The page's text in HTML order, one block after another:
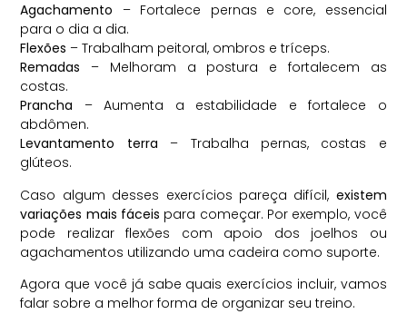
Agachamento – Fortalece pernas e core, essencial
para o dia a dia.
Flexões – Trabalham peitoral, ombros e tríceps.
Remadas – Melhoram a postura e fortalecem as
costas.
Prancha – Aumenta a estabilidade e fortalece o
abdômen.
Levantamento terra – Trabalha pernas, costas e
glúteos.
Caso algum desses exercícios pareça difícil, existem
variações mais fáceis para começar. Por exemplo, você
pode realizar flexões com apoio dos joelhos ou
agachamentos utilizando uma cadeira como suporte.
Agora que você já sabe quais exercícios incluir, vamos
falar sobre a melhor forma de organizar seu treino.